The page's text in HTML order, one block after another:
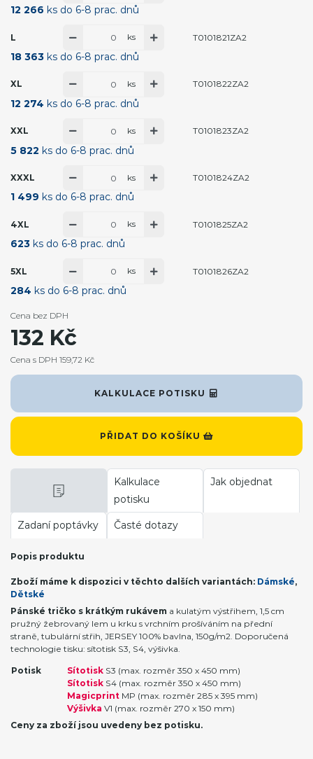
12 266 ks do 6-8 prac. dnů
L
18 363 ks do 6-8 prac. dnů
ks T0101821ZA2
XL
12 274 ks do 6-8 prac. dnů
ks T0101822ZA2
XXL
5 822 ks do 6-8 prac. dnů
ks T0101823ZA2
XXXL
1 499 ks do 6-8 prac. dnů
ks T0101824ZA2
4XL
623 ks do 6-8 prac. dnů
ks T0101825ZA2
5XL
284 ks do 6-8 prac. dnů
ks T0101826ZA2
KALKULACE POTISKU
PŘIDAT DO KOŠÍKU
Cena bez DPH
132 Kč
Cena s DPH 159,72 Kč
Kalkulace
potisku
Jak objednat
Zadaní poptávky Časté dotazy
Popis produktu
Zboží máme k dispozici v těchto dalších variantách: Dámské,
Dětské
Pánské tričko s krátkým rukávem a kulatým výstřihem, 1,5 cm
pružný žebrovaný lem u krku s vrchním prošíváním na přední
straně, tubulární střih, JERSEY 100% bavlna, 150g/m2. Doporučená
technologie tisku: sítotisk S3, S4, výšivka.
Potisk Sítotisk S3 (max. rozměr 350 x 450 mm)
Sítotisk S4 (max. rozměr 350 x 450 mm)
Magicprint MP (max. rozměr 285 x 395 mm)
Výšivka V1 (max. rozměr 270 x 150 mm)
Ceny za zboží jsou uvedeny bez potisku.